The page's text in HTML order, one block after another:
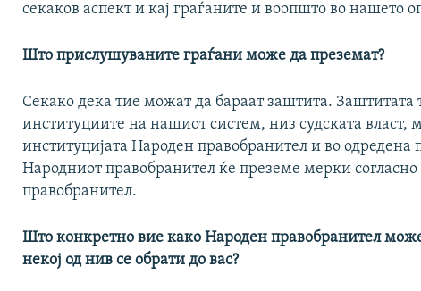
секаков аспект и кај граѓаните и воопшто во нашето
Што прислушуваните граѓани може да преземат?
Секако дека тие можат да бараат заштита. Заштитата
институциите на нашиот систем, низ судската власт,
институцијата Народен правобранител и во
Народниот правобранител ќе преземе мерки
правобранител.
Што конкретно вие како Народен правобранител
некој од нив се обрати до вас?